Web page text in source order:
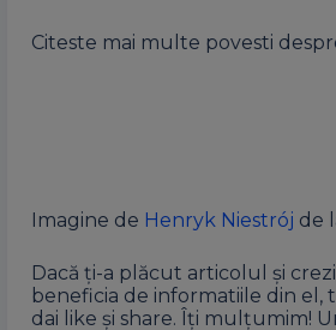
Citeste mai multe povesti
Imagine de Henryk Niestrój de
Dacă ți-a plăcut articolul și
beneficia de informatiile din el,
dai like și share. Îți mulțumim!